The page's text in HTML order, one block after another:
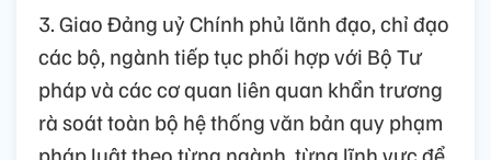
3. Giao Đảng uỷ Chính phủ lãnh đạo, chỉ đạo
các bộ, ngành tiếp tục phối hợp với Bộ Tư
pháp và các cơ quan liên quan khẩn trương
rà soát toàn bộ hệ thống văn bản quy phạm